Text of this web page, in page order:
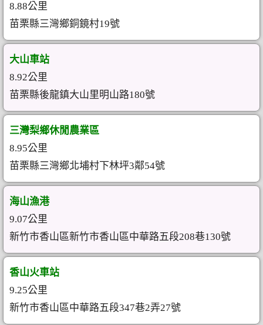
8.88公里
苗栗縣三灣鄉銅鏡村19號
大山車站
8.92公里
苗栗縣後龍鎮大山里明山路180號
三灣梨鄉休閒農業區
8.95公里
苗栗縣三灣鄉北埔村下林坪3鄰54號
海山漁港
9.07公里
新竹市香山區新竹市香山區中華路五段208巷130號
香山火車站
9.25公里
新竹市香山區中華路五段347巷2弄27號